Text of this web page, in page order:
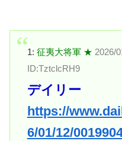
1: 征夷大将軍 ★ 2026/
ID:TztclcRH9
デイリー
https://
6/01/12/